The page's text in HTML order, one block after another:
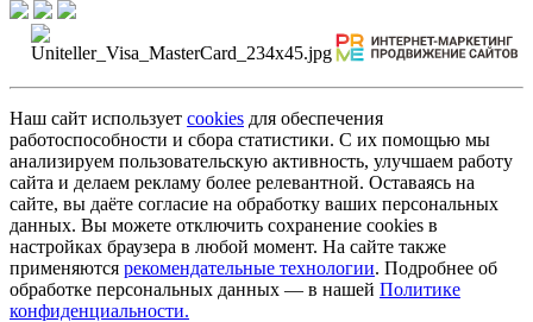
Наш сайт использует cookies для обеспечения
работоспособности и сбора статистики. С их помощью мы
анализируем пользовательскую активность, улучшаем работу
сайта и делаем рекламу более релевантной. Оставаясь на
сайте, вы даёте согласие на обработку ваших персональных
данных. Вы можете отключить сохранение cookies в
настройках браузера в любой момент. На сайте также
применяются рекомендательные технологии. Подробнее об
обработке персональных данных — в нашей Политике
конфиденциальности.